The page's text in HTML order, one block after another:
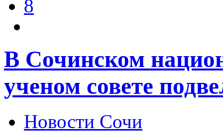
8
В Сочинском
ученом совете
Новости Сочи